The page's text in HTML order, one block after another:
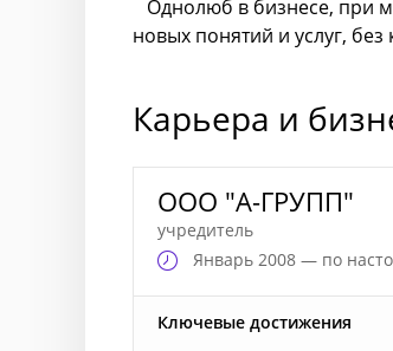
Однолюб в бизнесе, при
новых понятий и услуг,
Карьера и
ООО "А-ГРУПП"
учредитель
Январь 2008 — по
Ключевые достижения